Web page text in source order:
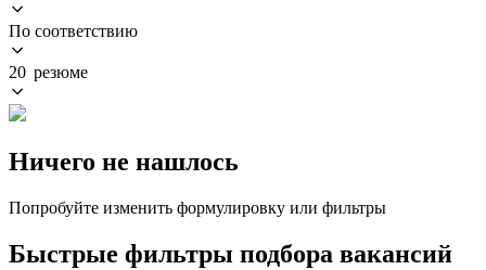
По соответствию
20 резюме
Ничего не нашлось
Попробуйте изменить формулировку или фильтры
Быстрые фильтры подбора вакансий